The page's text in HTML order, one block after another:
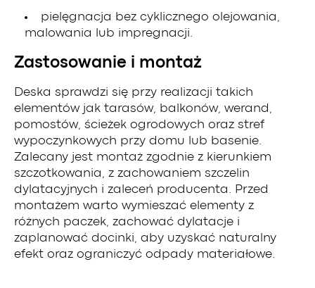
pielęgnacja bez cyklicznego olejowania,
malowania lub impregnacji.
Zastosowanie i montaż
Deska sprawdzi się przy realizacji takich
elementów jak tarasów, balkonów, werand,
pomostów, ścieżek ogrodowych oraz stref
wypoczynkowych przy domu lub basenie.
Zalecany jest montaż zgodnie z kierunkiem
szczotkowania, z zachowaniem szczelin
dylatacyjnych i zaleceń producenta. Przed
montażem warto wymieszać elementy z
różnych paczek, zachować dylatacje i
zaplanować docinki, aby uzyskać naturalny
efekt oraz ograniczyć odpady materiałowe.